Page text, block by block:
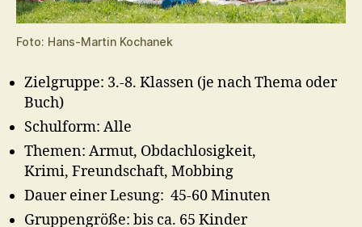
Foto: Hans-Martin Kochanek
Zielgruppe: 3.-8. Klassen (je nach Thema oder
Buch)
Schulform: Alle
Themen: Armut, Obdachlosigkeit,
Krimi, Freundschaft, Mobbing
Dauer einer Lesung: 45-60 Minuten
Gruppengröße: bis ca. 65 Kinder